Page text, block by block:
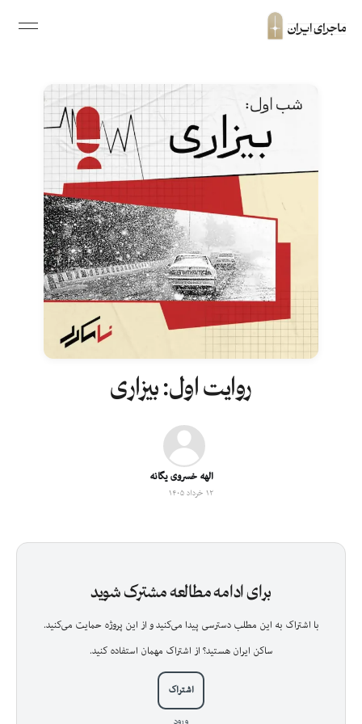
روایت اول: بیزاری
الهه خسروی یگانه
۱۲ خرداد ۱۴۰۵
برای ادامه مطالعه مشترک شوید
با اشتراک به این مطلب دسترسی پیدا می‌کنید و از این پروژه حمایت می‌کنید.
ساکن ایران هستید؟ از اشتراک مهمان استفاده کنید.
اشتراک
ورود